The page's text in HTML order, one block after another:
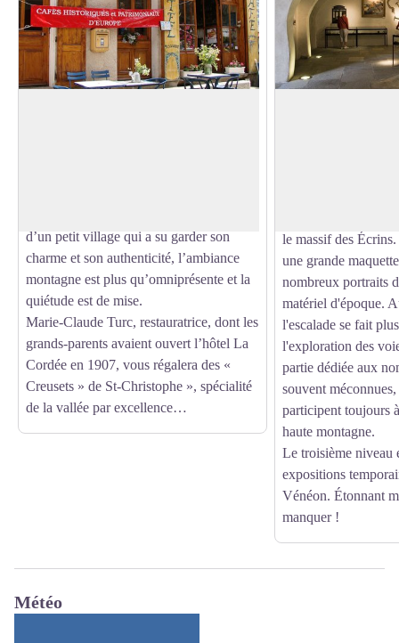
d’un petit village qui a su garder son
charme et son authenticité, l’ambiance
montagne est plus qu’omniprésente et la
quiétude est de mise.
Marie-Claude Turc, restauratrice, dont les
grands-parents avaient ouvert l’hôtel La
Cordée en 1907, vous régalera des «
Creusets » de St-Christophe », spécialité
de la vallée par excellence…
le massif des
une grande
nombreux portraits
matériel d'époque.
l'escalade se fait
l'exploration des
partie dédiée aux
souvent
participent toujours
haute montagne.
Le troisième niveau
expositions
Vénéon. Étonnant
manquer !
Météo